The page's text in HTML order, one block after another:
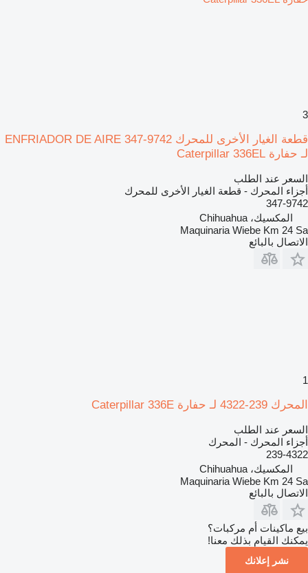
3
قطعة الغيار الأخرى للمحرك ENFRIADOR DE AIRE 347-9742
لـ حفارة Caterpillar 336EL
السعر عند الطلب
أجزاء المحرك - قطعة الغيار الأخرى للمحرك
347-9742
المكسيك، Chihuahua
Maquinaria Wiebe Km 24 Sa
الاتصال بالبائع
1
المحرك 239-4322 لـ حفارة Caterpillar 336E
السعر عند الطلب
أجزاء المحرك - المحرك
239-4322
المكسيك، Chihuahua
Maquinaria Wiebe Km 24 Sa
الاتصال بالبائع
بيع ماكينات أم مركبات؟
يمكنك القيام بذلك معنا!
نشر إعلانك